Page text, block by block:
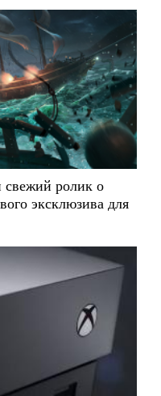
свежий ролик о
эксклюзива для